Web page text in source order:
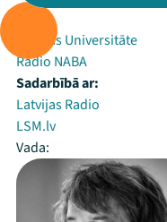
Latvijas Universitāte
Radio NABA
Sadarbībā ar:
Latvijas Radio
LSM.lv
Vada: